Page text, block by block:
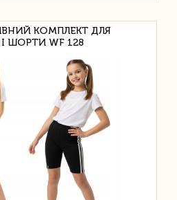
КОМПЛЕКТ ДЛЯ
ШОРТИ WF 128